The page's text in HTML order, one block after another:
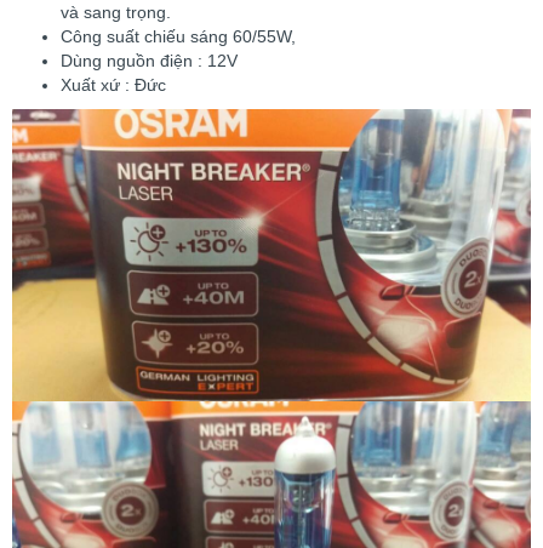
và sang trọng.
Công suất chiếu sáng 60/55W,
Dùng nguồn điện : 12V
Xuất xứ : Đức